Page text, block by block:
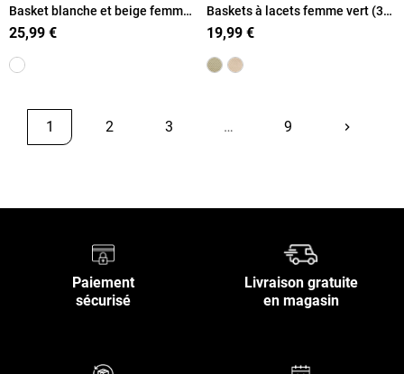
Basket blanche et beige femme
(36-41)
25,99 €
Baskets à lacets femme vert (36-
41)
19,99 €
1 2 3 … 9 keyboard_arrow_rightSuivant
Paiement
sécurisé
Livraison gratuite
en magasin